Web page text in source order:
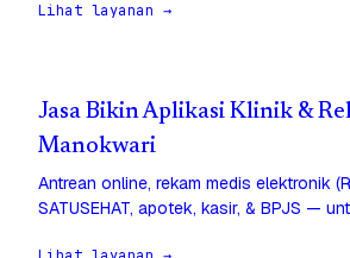
Lihat layanan →
Jasa Bikin Aplikasi Klinik &
Manokwari
Antrean online, rekam medis elektronik
SATUSEHAT, apotek, kasir, & BPJS —